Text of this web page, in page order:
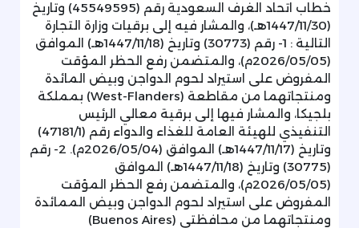
خطاب اتحاد الغرف السعودية رقم (45549595) وتاريخ
(1447/11/30هـ)، والمشار فيه إلى برقيات وزارة التجارة
التالية : 1- رقم (30773) وتاريخ (1447/11/18هـ) الموافق
(2026/05/05م)، والمتضمن رفع الحظر المؤقت
المفروض على استيراد لحوم الدواجن وبيض المائدة
ومنتجاتهما من مقاطعة (West-Flanders) بمملكة
بلجيكا، والمشار فيها إلى برقية معالي الرئيس
التنفيذي للهيئة العامة للغذاء والدواء رقم (47181/1)
وتاريخ (1447/11/17هـ) الموافق (2026/05/04م). 2- رقم
(30775) وتاريخ (1447/11/18هـ) الموافق
(2026/05/05م)، والمتضمن رفع الحظر المؤقت
المفروض على استيراد لحوم الدواجن وبيض الممائدة
ومنتجاتهما من محافظتي (Buenos Aires)